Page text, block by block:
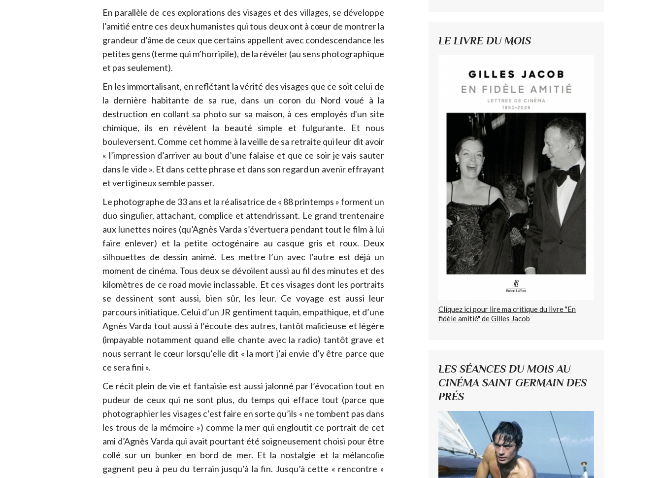
En parallèle de ces explorations des visages et des villages, se développe
l’amitié entre ces deux humanistes qui tous deux ont à cœur de montrer la
grandeur d’âme de ceux que certains appellent avec condescendance les
petites gens (terme qui m’horripile), de la révéler (au sens photographique
et pas seulement).
En les immortalisant, en reflétant la vérité des visages que ce soit celui de
la dernière habitante de sa rue, dans un coron du Nord voué à la
destruction en collant sa photo sur sa maison, à ces employés d'un site
chimique, ils en révèlent la beauté simple et fulgurante. Et nous
bouleversent. Comme cet homme à la veille de sa retraite qui leur dit avoir
« l’impression d’arriver au bout d’une falaise et que ce soir je vais sauter
dans le vide ». Et dans cette phrase et dans son regard un avenir effrayant
et vertigineux semble passer.
Le photographe de 33 ans et la réalisatrice de « 88 printemps » forment un
duo singulier, attachant, complice et attendrissant. Le grand trentenaire
aux lunettes noires (qu’Agnès Varda s’évertuera pendant tout le film à lui
faire enlever) et la petite octogénaire au casque gris et roux. Deux
silhouettes de dessin animé. Les mettre l’un avec l’autre est déjà un
moment de cinéma. Tous deux se dévoilent aussi au fil des minutes et des
kilomètres de ce road movie inclassable. Et ces visages dont les portraits
se dessinent sont aussi, bien sûr, les leur. Ce voyage est aussi leur
parcours initiatique. Celui d’un JR gentiment taquin, empathique, et d’une
Agnès Varda tout aussi à l’écoute des autres, tantôt malicieuse et légère
(impayable notamment quand elle chante avec la radio) tantôt grave et
nous serrant le cœur lorsqu’elle dit « la mort j’ai envie d’y être parce que
ce sera fini ».
Ce récit plein de vie et fantaisie est aussi jalonné par l’évocation tout en
pudeur de ceux qui ne sont plus, du temps qui efface tout (parce que
photographier les visages c’est faire en sorte qu’ils « ne tombent pas dans
les trous de la mémoire ») comme la mer qui engloutit ce portrait de cet
ami d’Agnès Varda qui avait pourtant été soigneusement choisi pour être
collé sur un bunker en bord de mer. Et la nostalgie et la mélancolie
gagnent peu à peu du terrain jusqu’à la fin. Jusqu’à cette « rencontre »
LE LIVRE DU MOIS
Cliquez ici pour lire ma critique du livre "En
fidèle amitié" de Gilles Jacob
LES SÉANCES DU MOIS AU
CINÉMA SAINT GERMAIN DES
PRÉS